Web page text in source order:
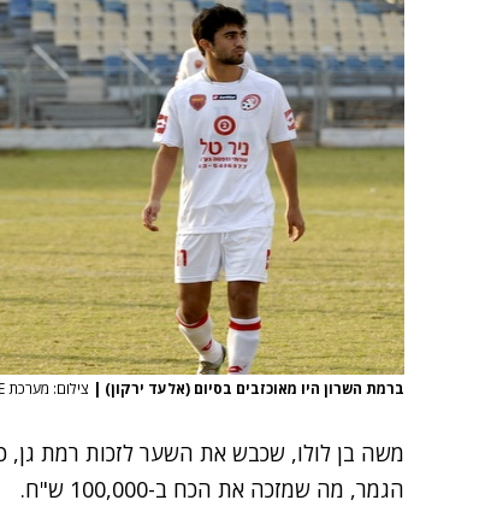
ברמת השרון היו מאוכזבים בסיום (אלעד ירקון) | צילום: מערכת ONE
משה בן לולו, שכבש את השער לזכות רמת
הגמר, מה שמזכה את הכח ב-100,000 ש"ח.